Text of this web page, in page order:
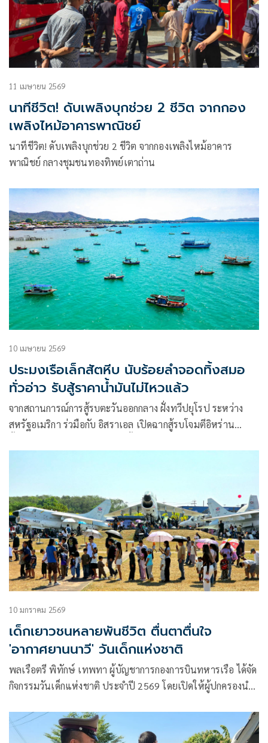
11 เมษายน 2569
นาทีชีวิต! ดับเพลิงบุกช่วย 2 ชีวิต จากกอง
เพลิงไหม้อาคารพาณิชย์
นาทีชีวิต! ดับเพลิงบุกช่วย 2 ชีวิต จากกองเพลิงไหม้อาคาร
พาณิชย์ กลางชุมชนทองทิพย์เตาถ่าน
10 เมษายน 2569
ประมงเรือเล็กสัตหีบ นับร้อยลำจอดทิ้งสมอ
ทั่วอ่าว รับสู้ราคาน้ำมันไม่ไหวแล้ว
จากสถานการณ์การสู้รบตะวันออกกลาง ฝั่งทวีปยุโรป ระหว่าง
สหรัฐอเมริกา ร่วมือกับ อิสราเอล เปิดฉากสู้รบโจมตีอิหร่าน
10 มกราคม 2569
เด็กเยาวชนหลายพันชีวิต ตื่นตาตื่นใจ
'อากาศยานนาวี' วันเด็กแห่งชาติ
พลเรือตรี พิทักษ์ เทพทา ผู้บัญชาการกองการบินทหารเรือ ได้จัด
กิจกรรมวันเด็กแห่งชาติ ประจําปี 2569 โดยเปิดให้ผู้ปกครองนํา
ยุทโธปกรณ์ อย่างใกล้ชิด ตลอดจน การแสดงการบินผาดโผนของ
เฮลิคอปเตอร์ ณ ลานจอดแสดงอากาศยาน “NAVAL AVIATION